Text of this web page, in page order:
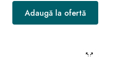
Adaugă la ofertă